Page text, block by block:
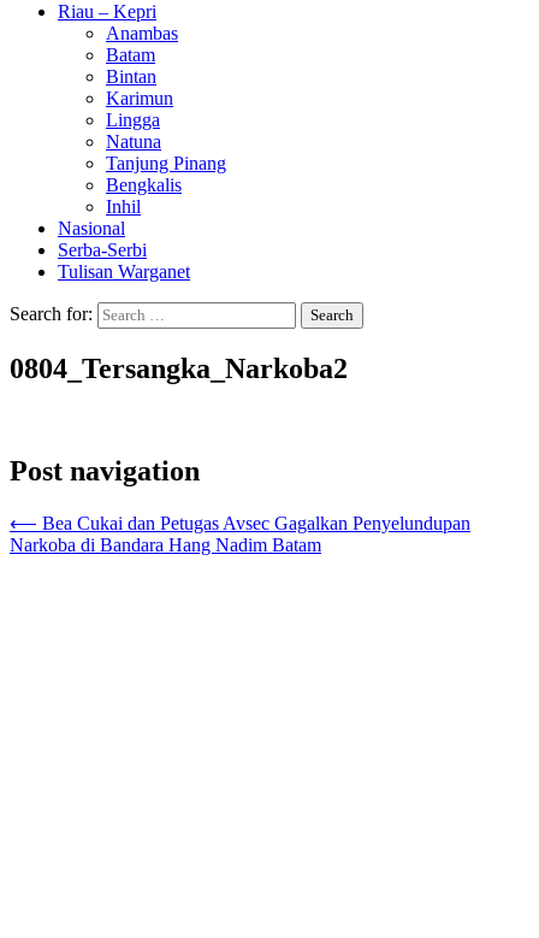
Riau – Kepri
Anambas
Batam
Bintan
Karimun
Lingga
Natuna
Tanjung Pinang
Bengkalis
Inhil
Nasional
Serba-Serbi
Tulisan Warganet
Search for:
0804_Tersangka_Narkoba2
Post navigation
⟵ Bea Cukai dan Petugas Avsec Gagalkan Penyelundupan
Narkoba di Bandara Hang Nadim Batam